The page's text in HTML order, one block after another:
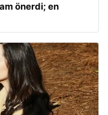
önerdi; en